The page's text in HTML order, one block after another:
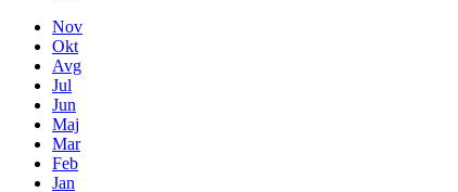
Nov
Okt
Avg
Jul
Jun
Maj
Mar
Feb
Jan